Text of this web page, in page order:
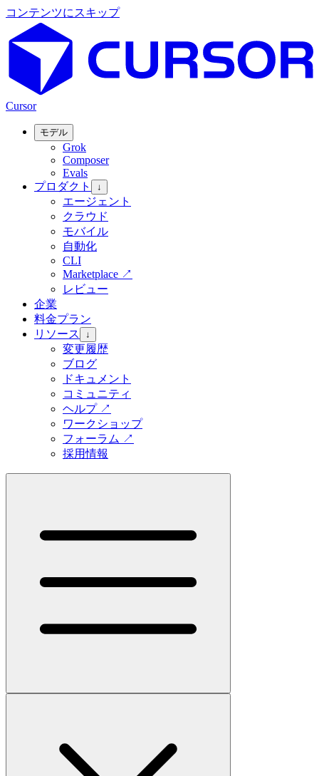
コンテンツにスキップ
Cursor
モデル
Grok
Composer
Evals
プロダクト
↓
エージェント
クラウド
モバイル
自動化
CLI
Marketplace ↗
レビュー
企業
料金プラン
リソース
↓
変更履歴
ブログ
ドキュメント
コミュニティ
ヘルプ↗
ワークショップ
フォーラム ↗
採用情報